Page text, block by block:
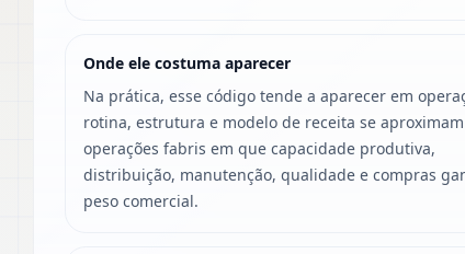
Onde ele costuma aparecer
Na prática, esse código tende a aparecer em
rotina, estrutura e modelo de receita se
operações fabris em que capacidade produtiva,
distribuição, manutenção, qualidade e compras
peso comercial.